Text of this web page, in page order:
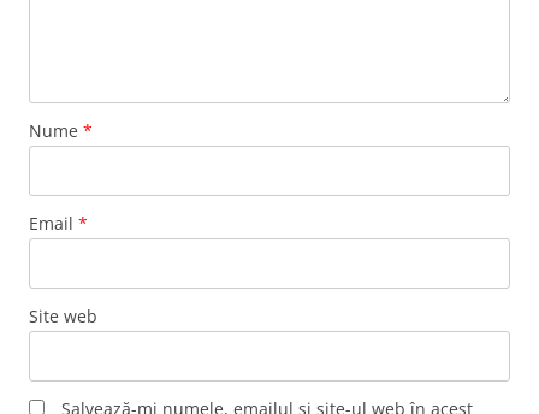
Nume *
Email *
Site web
Salvează-mi numele, emailul și site-ul web în acest